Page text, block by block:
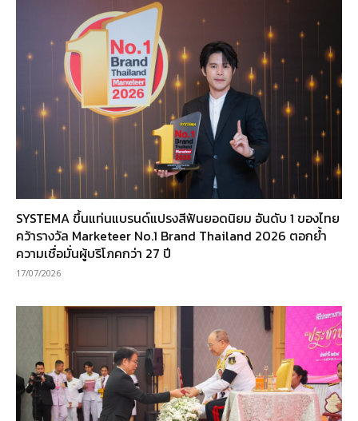
SYSTEMA ขึ้นแท่นแบรนด์แปรงสีฟันยอดนิยม อันดับ 1 ของไทย
คว้ารางวัล Marketeer No.1 Brand Thailand 2026 ตอกย้ำ
ความเชื่อมั่นผู้บริโภคกว่า 27 ปี
17/07/2026